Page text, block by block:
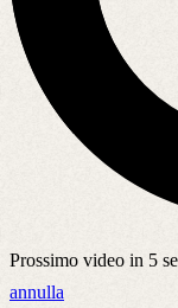
Prossimo video in 5
annulla